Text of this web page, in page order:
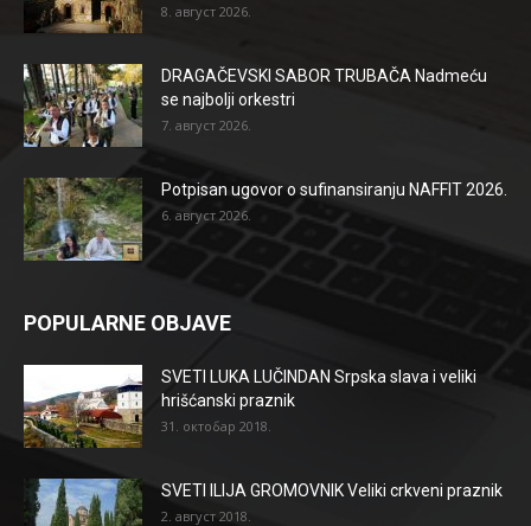
8. август 2026.
DRAGAČEVSKI SABOR TRUBAČA Nadmeću
se najbolji orkestri
7. август 2026.
Potpisan ugovor o sufinansiranju NAFFIT 2026.
6. август 2026.
POPULARNE OBJAVE
SVETI LUKA LUČINDAN Srpska slava i veliki
hrišćanski praznik
31. октобар 2018.
SVETI ILIJA GROMOVNIK Veliki crkveni praznik
2. август 2018.